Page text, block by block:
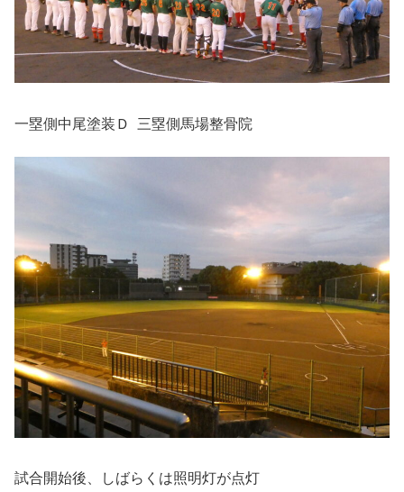
一塁側中尾塗装Ｄ 三塁側馬場整骨院
試合開始後、しばらくは照明灯が点灯